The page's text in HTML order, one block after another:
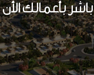
باشر بأعمالك الأن